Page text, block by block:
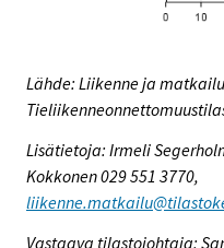
Lähde: Liikenne ja
Lisätietoja: Irmeli
Kokkonen 029 551 3770,
Vastaava tilastojohtaja: